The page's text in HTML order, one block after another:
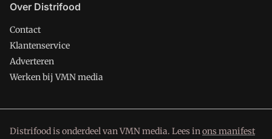
Over Distrifood
Contact
Klantenservice
Adverteren
Werken bij VMN media
Distrifood is onderdeel van VMN media. Lees inons manifest